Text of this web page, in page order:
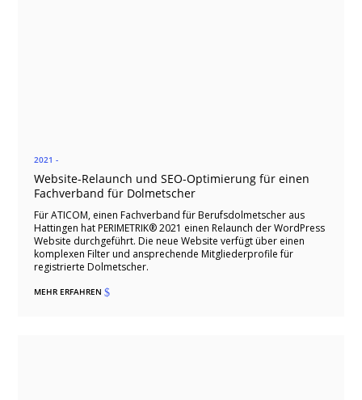
2021 -
Website-Relaunch und SEO-Optimierung für einen
Fachverband für Dolmetscher
Für ATICOM, einen Fachverband für Berufsdolmetscher aus
Hattingen hat PERIMETRIK® 2021 einen Relaunch der WordPress
Website durchgeführt. Die neue Website verfügt über einen
komplexen Filter und ansprechende Mitgliederprofile für
registrierte Dolmetscher.
MEHR ERFAHREN$